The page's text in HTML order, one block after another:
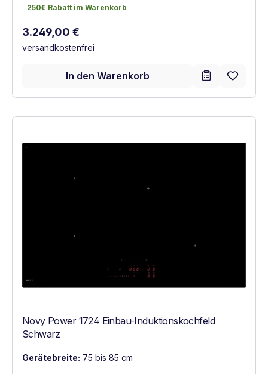
250€ Rabatt im Warenkorb
250€ Rabatt im Warenkorb
Regulärer Preis:
3.249,00 €
versandkostenfrei
In den Warenkorb
Novy Power 1724 Einbau-Induktionskochfeld
Schwarz
Gerätebreite: 75 bis 85 cm